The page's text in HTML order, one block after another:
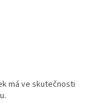
má ve skutečnosti